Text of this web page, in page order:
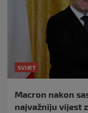
SVIJET
Macron nakon
najvažniju vijest